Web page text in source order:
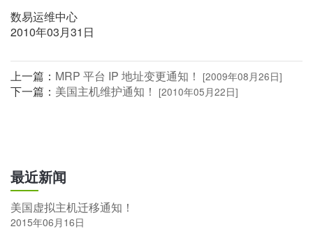
数易运维中心
2010年03月31日
上一篇： MRP 平台 IP 地址变更通知！ [2009年08月26日]
下一篇： 美国主机维护通知！ [2010年05月22日]
最近新闻
美国虚拟主机迁移通知！
2015年06月16日